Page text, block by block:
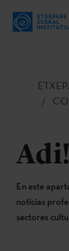
Adi!
En este
noticias
sectores